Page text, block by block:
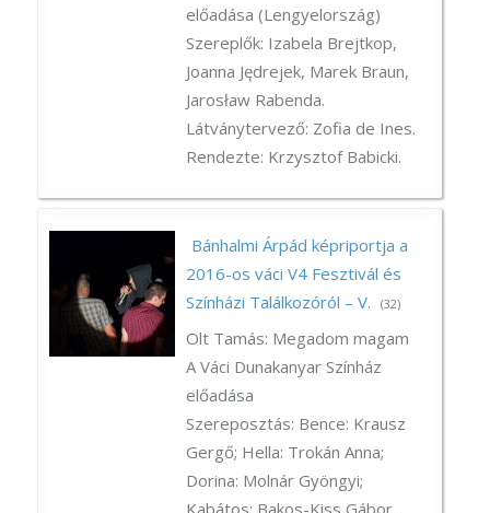
előadása (Lengyelország)
Szereplők: Izabela Brejtkop,
Joanna Jędrejek, Marek Braun,
Jarosław Rabenda.
Látványtervező: Zofia de Ines.
Rendezte: Krzysztof Babicki.
Bánhalmi Árpád képriportja a
2016-os váci V4 Fesztivál és
Színházi Találkozóról – V.
(32)
Olt Tamás: Megadom magam
A Váci Dunakanyar Színház
előadása
Szereposztás: Bence: Krausz
Gergő; Hella: Trokán Anna;
Dorina: Molnár Gyöngyi;
Kabátos: Bakos-Kiss Gábor.